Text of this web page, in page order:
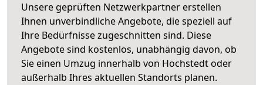
Unsere geprüften Netzwerkpartner erstellen
Ihnen unverbindliche Angebote, die speziell auf
Ihre Bedürfnisse zugeschnitten sind. Diese
Angebote sind kostenlos, unabhängig davon, ob
Sie einen Umzug innerhalb von Hochstedt oder
außerhalb Ihres aktuellen Standorts planen.